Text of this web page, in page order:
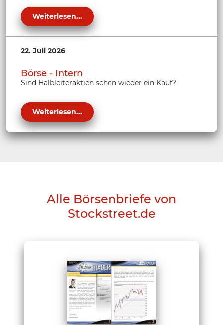
Weiterlesen...
22. Juli 2026
Börse - Intern
Sind Halbleiteraktien schon wieder ein Kauf?
Weiterlesen...
Alle Börsenbriefe von
Stockstreet.de